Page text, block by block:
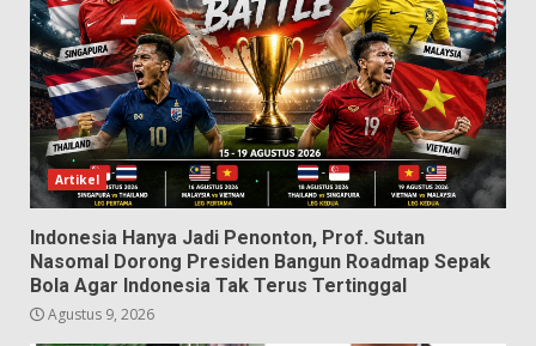
Artikel
Indonesia Hanya Jadi Penonton, Prof. Sutan
Nasomal Dorong Presiden Bangun Roadmap Sepak
Bola Agar Indonesia Tak Terus Tertinggal
Agustus 9, 2026